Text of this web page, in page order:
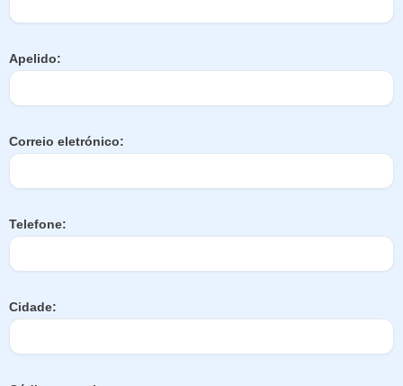
Apelido:
Correio eletrónico:
Telefone:
Cidade: